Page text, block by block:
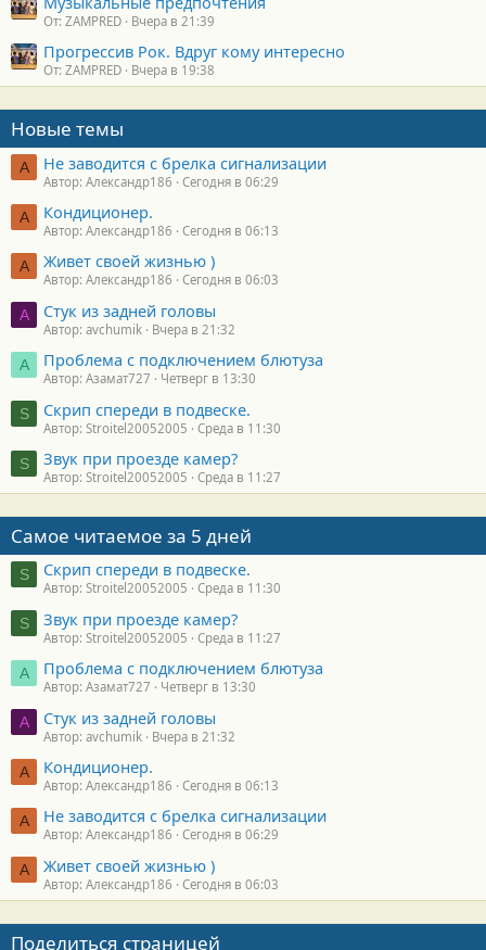
От: ZAMPRED Вчера в 21:39
Прогрессив Рок. Вдруг кому интересно
От: ZAMPRED Вчера в 19:38
Новые темы
А Не заводится с брелка сигнализации
Автор: Александр186 Сегодня в 06:29
А Кондиционер.
Автор: Александр186 Сегодня в 06:13
А Живет своей жизнью )
Автор: Александр186 Сегодня в 06:03
A Стук из задней головы
Автор: avchumik Вчера в 21:32
А Проблема с подключением блютуза
Автор: Азамат727 Четверг в 13:30
S Скрип спереди в подвеске.
Автор: Stroitel20052005 Среда в 11:30
S Звук при проезде камер?
Автор: Stroitel20052005 Среда в 11:27
Самое читаемое за 5 дней
S Скрип спереди в подвеске.
Автор: Stroitel20052005 Среда в 11:30
S Звук при проезде камер?
Автор: Stroitel20052005 Среда в 11:27
А Проблема с подключением блютуза
Автор: Азамат727 Четверг в 13:30
A Стук из задней головы
Автор: avchumik Вчера в 21:32
А Кондиционер.
Автор: Александр186 Сегодня в 06:13
А Не заводится с брелка сигнализации
Автор: Александр186 Сегодня в 06:29
А Живет своей жизнью )
Автор: Александр186 Сегодня в 06:03
Поделиться страницей